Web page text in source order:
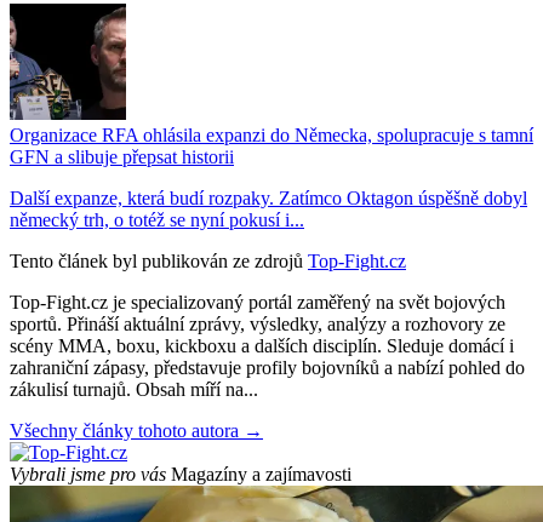
Organizace RFA ohlásila expanzi do Německa, spolupracuje s tamní
GFN a slibuje přepsat historii
Další expanze, která budí rozpaky. Zatímco Oktagon úspěšně dobyl
německý trh, o totéž se nyní pokusí i...
Tento článek byl publikován ze zdrojů Top-Fight.cz
Top-Fight.cz je specializovaný portál zaměřený na svět bojových
sportů. Přináší aktuální zprávy, výsledky, analýzy a rozhovory ze
scény MMA, boxu, kickboxu a dalších disciplín. Sleduje domácí i
zahraniční zápasy, představuje profily bojovníků a nabízí pohled do
zákulisí turnajů. Obsah míří na...
Všechny články tohoto autora →
Vybrali jsme pro vás Magazíny a zajímavosti